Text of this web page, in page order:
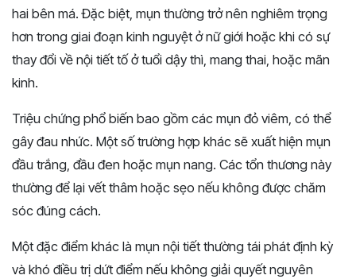
hai bên má. Đặc biệt, mụn thường trở nên nghiêm trọng
hơn trong giai đoạn kinh nguyệt ở nữ giới hoặc khi có sự
thay đổi về nội tiết tố ở tuổi dậy thì, mang thai, hoặc mãn
kinh.
Triệu chứng phổ biến bao gồm các mụn đỏ viêm, có thể
gây đau nhức. Một số trường hợp khác sẽ xuất hiện mụn
đầu trắng, đầu đen hoặc mụn nang. Các tổn thương này
thường để lại vết thâm hoặc sẹo nếu không được chăm
sóc đúng cách.
Một đặc điểm khác là mụn nội tiết thường tái phát định kỳ
và khó điều trị dứt điểm nếu không giải quyết nguyên